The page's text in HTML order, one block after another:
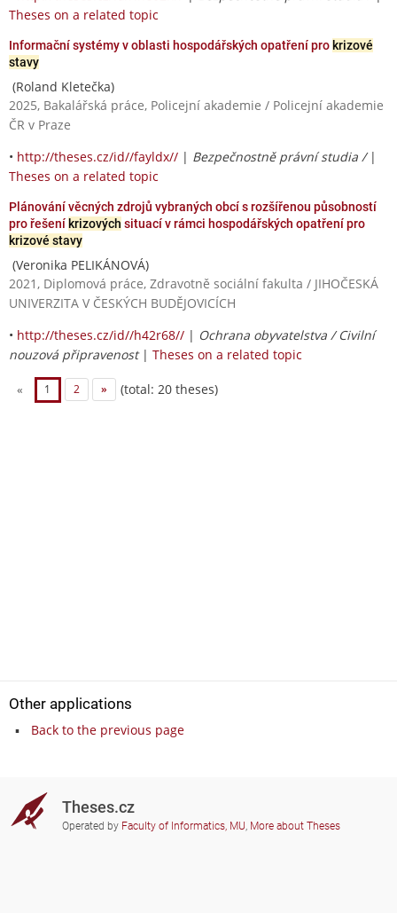
Theses on a related topic
Informační systémy v oblasti hospodářských opatření pro krizové
stavy
(Roland Kletečka)
2025, Bakalářská práce, Policejní akademie / Policejní akademie
ČR v Praze
• http://theses.cz/id//fayldx// | Bezpečnostně právní studia / |
Theses on a related topic
Plánování věcných zdrojů vybraných obcí s rozšířenou působností
pro řešení krizových situací v rámci hospodářských opatření pro
krizové stavy
(Veronika PELIKÁNOVÁ)
2021, Diplomová práce, Zdravotně sociální fakulta / JIHOČESKÁ
UNIVERZITA V ČESKÝCH BUDĚJOVICÍCH
• http://theses.cz/id//h42r68// | Ochrana obyvatelstva / Civilní
nouzová připravenost| Theses on a related topic
« 1 2 » (total: 20 theses)
Other applications
Back to the previous page
Theses.cz
Operated by Faculty of Informatics, MU, More about Theses